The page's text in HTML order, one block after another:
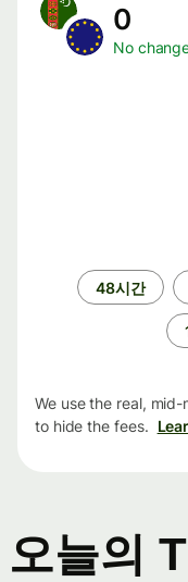
0
No
48시간
We use the real,
to hide the fees.
오늘의